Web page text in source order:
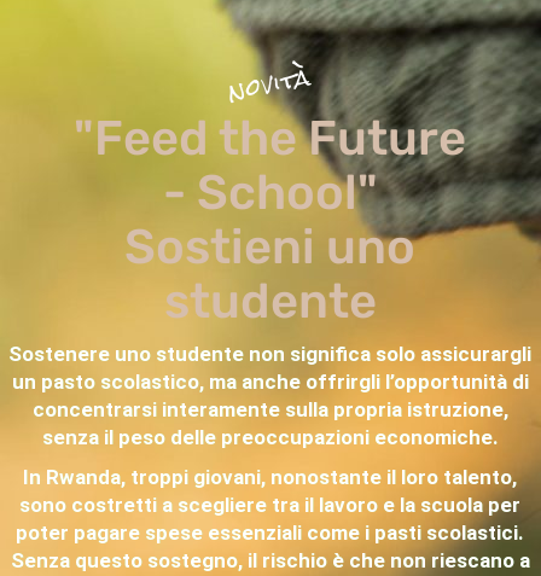
novità
"Feed the Future
- School"
Sostieni uno
studente
Sostenere uno studente non significa solo assicurargli
un pasto scolastico, ma anche offrirgli l’opportunità di
concentrarsi interamente sulla propria istruzione,
senza il peso delle preoccupazioni economiche.
In Rwanda, troppi giovani, nonostante il loro talento,
sono costretti a scegliere tra il lavoro e la scuola per
poter pagare spese essenziali come i pasti scolastici.
Senza questo sostegno, il rischio è che non riescano a